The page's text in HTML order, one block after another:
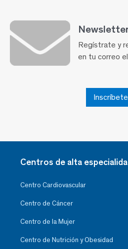
Regístrate y
en tu correo
Inscríbete
Centros de alta
Centro Cardiovascular
Centro de Cáncer
Centro de la Mujer
Centro de Nutrición y Obesidad